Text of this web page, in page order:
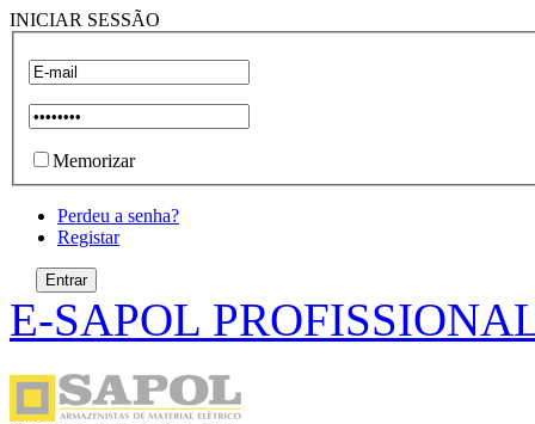
INICIAR SESSÃO
Memorizar
Perdeu a senha?
Registar
E-SAPOL